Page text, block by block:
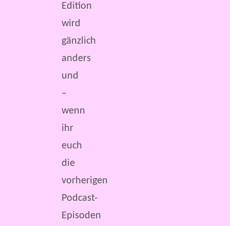
Edition
wird
gänzlich
anders
und
–
wenn
ihr
euch
die
vorherigen
Podcast-
Episoden